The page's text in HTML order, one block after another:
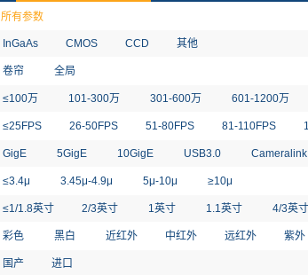
所有参数
InGaAs CMOS CCD 其他
卷帘 全局
≤100万 101-300万 301-600万 601-1200万
≤25FPS 26-50FPS 51-80FPS 81-110FPS
GigE 5GigE 10GigE USB3.0 Cameralink
≤3.4μ 3.45μ-4.9μ 5μ-10μ ≥10μ
≤1/1.8英寸 2/3英寸 1英寸 1.1英寸 4/3英寸
彩色 黑白 近红外 中红外 远红外 紫外
国产 进口